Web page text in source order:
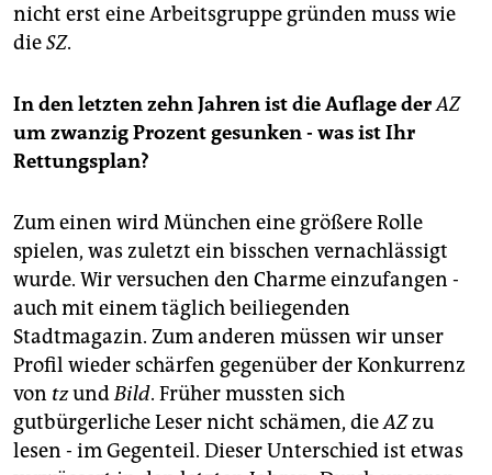
nicht erst eine Arbeitsgruppe gründen muss wie
dieSZ.
In den letzten zehn Jahren ist die Auflage derAZ
um zwanzig Prozent gesunken - was ist Ihr
Rettungsplan?
Zum einen wird München eine größere Rolle
spielen, was zuletzt ein bisschen vernachlässigt
wurde. Wir versuchen den Charme einzufangen -
auch mit einem täglich beiliegenden
Stadtmagazin. Zum anderen müssen wir unser
Profil wieder schärfen gegenüber der Konkurrenz
von tzundBild. Früher mussten sich
gutbürgerliche Leser nicht schämen, dieAZzu
lesen - im Gegenteil. Dieser Unterschied ist etwas